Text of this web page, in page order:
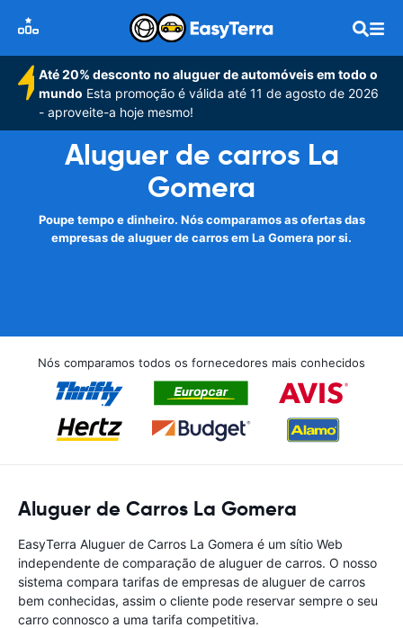
Até 20% desconto no aluguer de automóveis em todo o
mundo Esta promoção é válida até 11 de agosto de 2026
- aproveite-a hoje mesmo!
Aluguer de carros La
Gomera
Poupe tempo e dinheiro. Nós comparamos as ofertas das
empresas de aluguer de carros em La Gomera por si.
Nós comparamos todos os fornecedores mais conhecidos
Aluguer de Carros La Gomera
EasyTerra Aluguer de Carros La Gomera é um sítio Web
independente de comparação de aluguer de carros. O nosso
sistema compara tarifas de empresas de aluguer de carros
bem conhecidas, assim o cliente pode reservar sempre o seu
carro connosco a uma tarifa competitiva.